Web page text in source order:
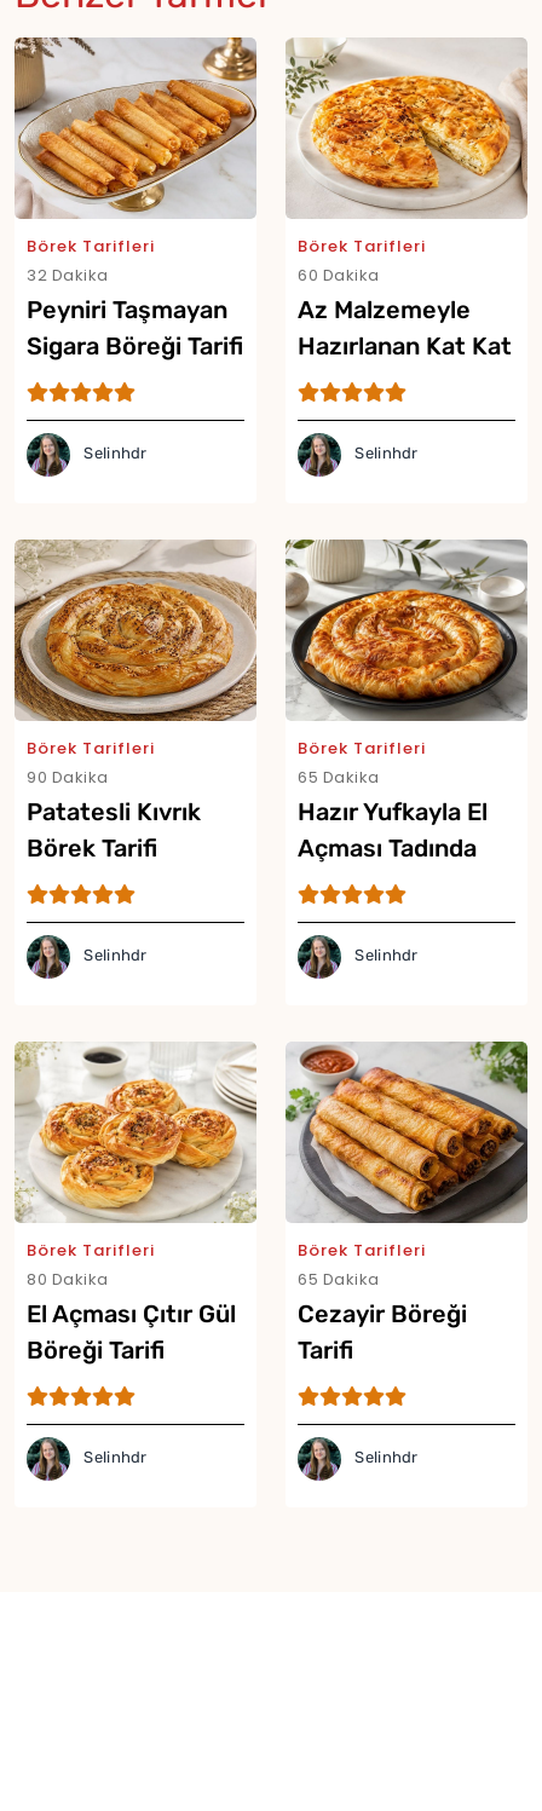
Börek Tarifleri
32 Dakika
Peyniri Taşmayan
Sigara Böreği Tarifi
Selinhdr
Börek Tarifleri
60 Dakika
Az Malzemeyle
Hazırlanan Kat Kat
Börek Tarifi
Selinhdr
Börek Tarifleri
90 Dakika
Patatesli Kıvrık
Börek Tarifi
Selinhdr
Börek Tarifleri
65 Dakika
Hazır Yufkayla El
Açması Tadında
Çıtır Börek Tarifi
Selinhdr
Börek Tarifleri
80 Dakika
El Açması Çıtır Gül
Böreği Tarifi
Selinhdr
Börek Tarifleri
65 Dakika
Cezayir Böreği
Tarifi
Selinhdr